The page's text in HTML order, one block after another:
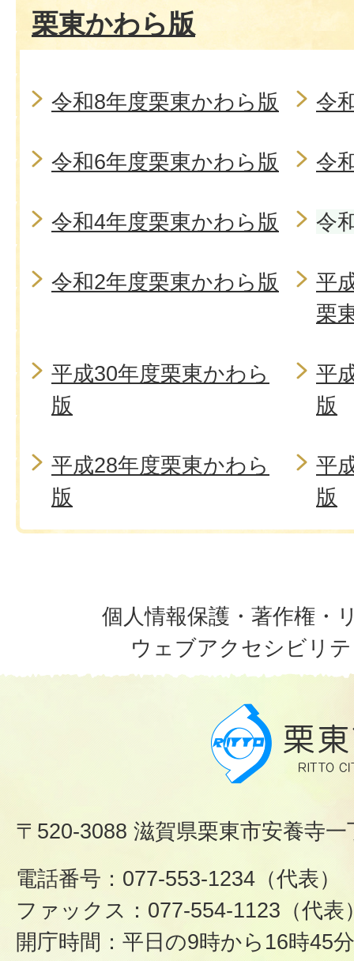
栗東かわら版
令和8年度栗東かわら版 令
令和6年度栗東かわら版 令
令和4年度栗東かわら版 令
令和2年度栗東かわら版
平
栗
平成30年度栗東かわら
版
平
版
平成28年度栗東かわら
版
平
版
個人情報保護・著作権・
ウェブアクセシビリ
〒520-3088 滋賀県栗東市安養寺
電話番号：077-553-1234（代表）
ファックス：077-554-1123（代表
開庁時間：平日の9時から16時45分